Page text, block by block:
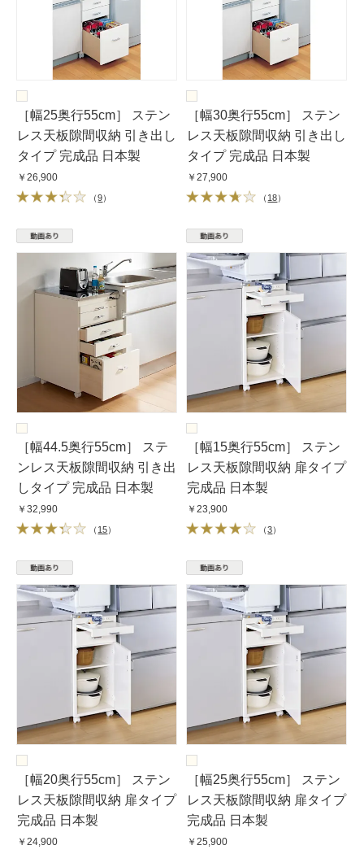
［幅25奥行55cm］ ステン
レス天板隙間収納 引き出し
タイプ 完成品 日本製
￥26,900
（9）
［幅30奥行55cm］ ステン
レス天板隙間収納 引き出し
タイプ 完成品 日本製
￥27,900
（ 18）
［幅44.5奥行55cm］ ステ
ンレス天板隙間収納 引き出
しタイプ 完成品 日本製
￥32,990
（15）
［幅15奥行55cm］ ステン
レス天板隙間収納 扉タイプ
完成品 日本製
￥23,900
（3）
［幅20奥行55cm］ ステン
レス天板隙間収納 扉タイプ
完成品 日本製
￥24,900
［幅25奥行55cm］ ステン
レス天板隙間収納 扉タイプ
完成品 日本製
￥25,900